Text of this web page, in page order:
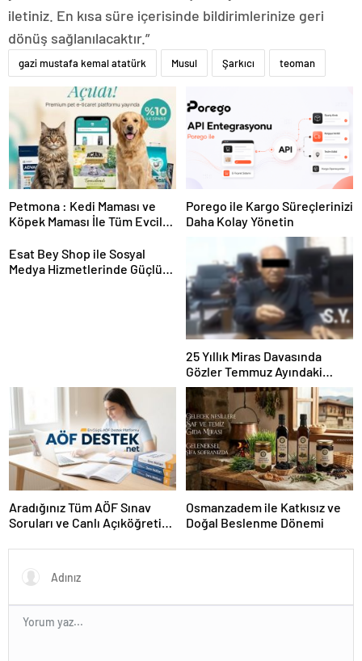
iletiniz. En kısa süre içerisinde bildirimlerinize geri
dönüş sağlanılacaktır.”
gazi mustafa kemal atatürk Musul Şarkıcı teoman
Petmona : Kedi Maması ve
Köpek Maması İle Tüm Evcil
Porego ile Kargo Süreçlerinizi
Daha Kolay Yönetin
Esat Bey Shop ile Sosyal
Medya Hizmetlerinde Güçlü
25 Yıllık Miras Davasında
Gözler Temmuz Ayındaki
Karar Duruşmasına Çevrildi
Aradığınız Tüm AÖF Sınav
Soruları ve Canlı Açıköğretim
Osmanzadem ile Katkısız ve
Doğal Beslenme Dönemi